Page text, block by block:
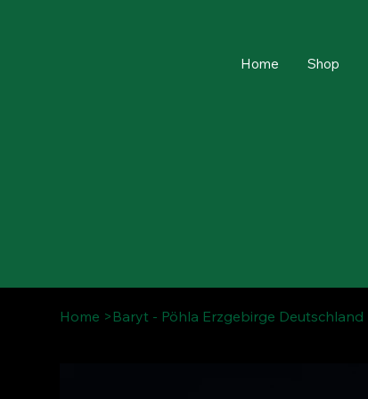
Home Shop
Home > Baryt - Pöhla Erzgebirge Deutschland